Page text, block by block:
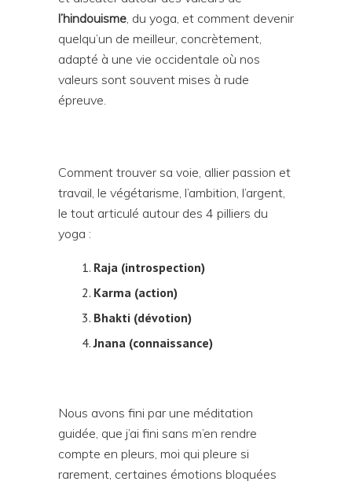
l’hindouisme , du yoga, et comment devenir
quelqu’un de meilleur, concrètement,
adapté à une vie occidentale où nos
valeurs sont souvent mises à rude
épreuve.
Comment trouver sa voie, allier passion et
travail, le végétarisme, l’ambition, l’argent,
le tout articulé autour des 4 pilliers du
yoga :
Raja (introspection)
Karma (action)
Bhakti (dévotion)
Jnana (connaissance)
Nous avons fini par une méditation
guidée, que j’ai fini sans m’en rendre
compte en pleurs, moi qui pleure si
rarement, certaines émotions bloquées